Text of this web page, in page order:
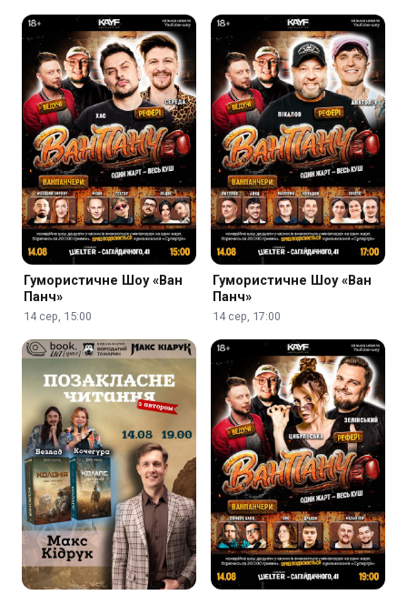
Гумористичне Шоу «Ван
Панч»
14 сер, 15:00
Гумористичне Шоу «Ван
Панч»
14 сер, 17:00